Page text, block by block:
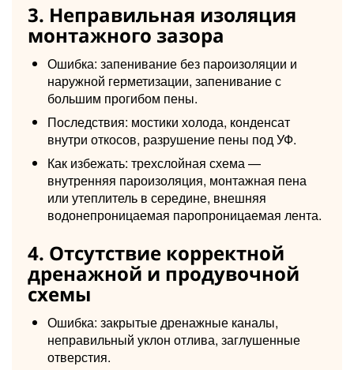
3. Неправильная изоляция
монтажного зазора
Ошибка: запенивание без пароизоляции и
наружной герметизации, запенивание с
большим прогибом пены.
Последствия: мостики холода, конденсат
внутри откосов, разрушение пены под УФ.
Как избежать: трехслойная схема —
внутренняя пароизоляция, монтажная пена
или утеплитель в середине, внешняя
водонепроницаемая паропроницаемая лента.
4. Отсутствие корректной
дренажной и продувочной
схемы
Ошибка: закрытые дренажные каналы,
неправильный уклон отлива, заглушенные
отверстия.